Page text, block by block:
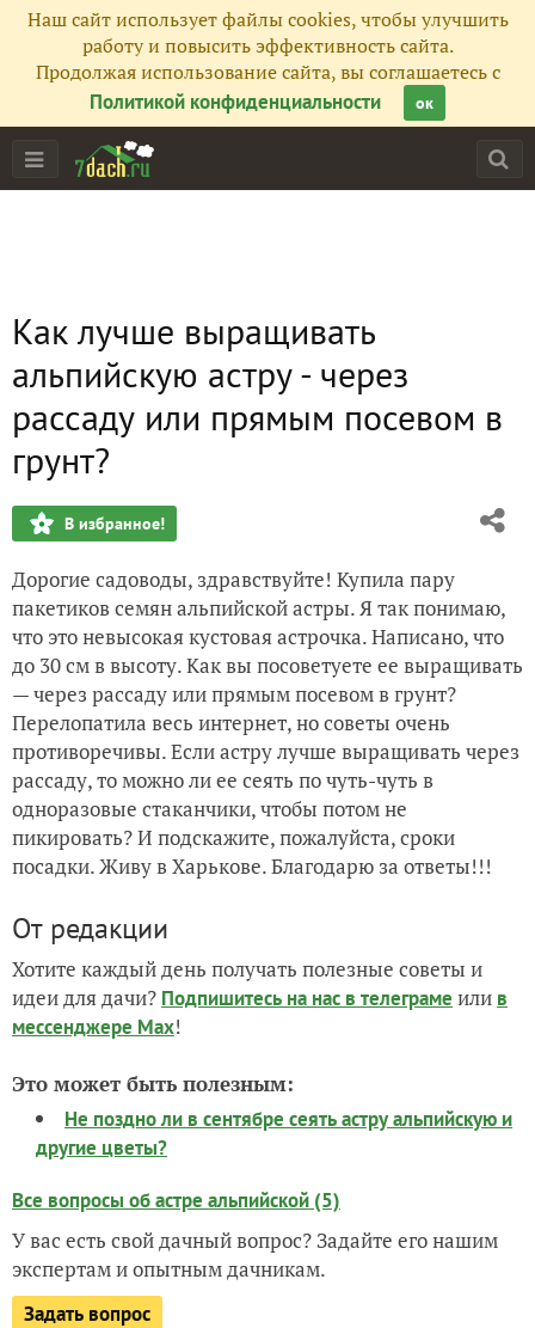
Наш сайт использует файлы cookies, чтобы улучшить
работу и повысить эффективность сайта.
Продолжая использование сайта, вы соглашаетесь с
Политикой конфиденциальности
ок
Как лучше выращивать
альпийскую астру - через
рассаду или прямым посевом в
грунт?
В избранное!
Дорогие садоводы, здравствуйте! Купила пару
пакетиков семян альпийской астры. Я так понимаю,
что это невысокая кустовая астрочка. Написано, что
до 30 см в высоту. Как вы посоветуете ее выращивать
— через рассаду или прямым посевом в грунт?
Перелопатила весь интернет, но советы очень
противоречивы. Если астру лучше выращивать через
рассаду, то можно ли ее сеять по чуть-чуть в
одноразовые стаканчики, чтобы потом не
пикировать? И подскажите, пожалуйста, сроки
посадки. Живу в Харькове. Благодарю за ответы!!!
От редакции
Хотите каждый день получать полезные советы и
идеи для дачи? Подпишитесь на нас в телеграме или в
мессенджере Max!
Это может быть полезным:
Не поздно ли в сентябре сеять астру альпийскую и
другие цветы?
Все вопросы об астре альпийской (5)
У вас есть свой дачный вопрос? Задайте его нашим
экспертам и опытным дачникам.
Задать вопрос